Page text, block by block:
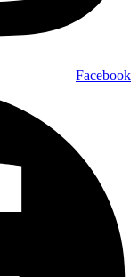
Facebook